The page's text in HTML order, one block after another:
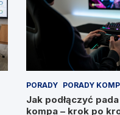
PORADY PORADY
Jak podłączyć
kompa – krok po